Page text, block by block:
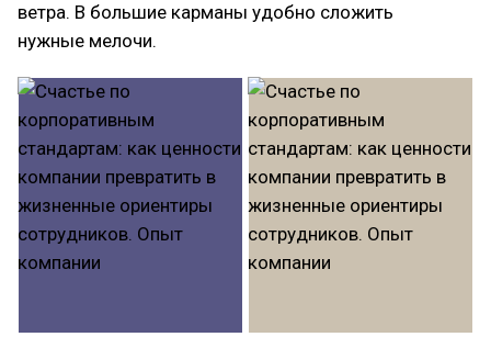
ветра. В большие карманы удобно сложить
нужные мелочи.